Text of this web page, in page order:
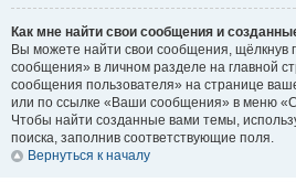
Как мне найти свои сообщения и
Вы можете найти свои сообщения, щёлкнув
сообщения» в личном разделе на главной
сообщения пользователя» на странице
или по ссылке «Ваши сообщения» в меню
Чтобы найти созданные вами темы,
поиска, заполнив соответствующие поля.
Вернуться к началу